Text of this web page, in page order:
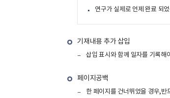
연구가 실제로 언제 완료 되
기재내용 추가 삽입
삽입 표시와 함께 일자를 기록해
페이지공백
한 페이지를 건너뛰었을 경우,반